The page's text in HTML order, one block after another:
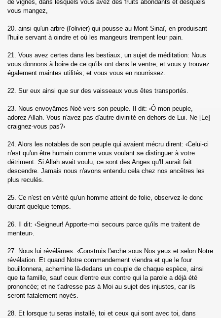
de vignes, dans lesquels vous avez des fruits abondants et desquels
vous mangez,
20. ainsi qu'un arbre (l'olivier) qui pousse au Mont Sinaï, en produisant
l'huile servant à oindre et où les mangeurs trempent leur pain.
21. Vous avez certes dans les bestiaux, un sujet de méditation: Nous
vous donnons à boire de ce qu'ils ont dans le ventre, et vous y trouvez
également maintes utilités; et vous vous en nourrissez.
22. Sur eux ainsi que sur des vaisseaux vous êtes transportés.
23. Nous envoyâmes Noé vers son peuple. Il dit: ‹Ô mon peuple,
adorez Allah. Vous n'avez pas d'autre divinité en dehors de Lui. Ne [Le]
craignez-vous pas?›
24. Alors les notables de son peuple qui avaient mécru dirent: ‹Celui-ci
n'est qu'un être humain comme vous voulant se distinguer à votre
détriment. Si Allah avait voulu, ce sont des Anges qu'Il aurait fait
descendre. Jamais nous n'avons entendu cela chez nos ancêtres les
plus reculés.
25. Ce n'est en vérité qu'un homme atteint de folie, observez-le donc
durant quelque temps.
26. Il dit: ‹Seigneur! Apporte-moi secours parce qu'ils me traitent de
menteur›.
27. Nous lui révélâmes: ‹Construis l'arche sous Nos yeux et selon Notre
révélation. Et quand Notre commandement viendra et que le four
bouillonnera, achemine là-dedans un couple de chaque espèce, ainsi
que ta famille, sauf ceux d'entre eux contre qui la parole a déjà été
prononcée; et ne t'adresse pas à Moi au sujet des injustes, car ils
seront fatalement noyés.
28. Et lorsque tu seras installé, toi et ceux qui sont avec toi, dans
Furqane)
Sajda)